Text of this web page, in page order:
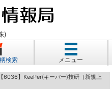
)
検索 メニュー
【6036】KeePer(キーパー)技研（新規上